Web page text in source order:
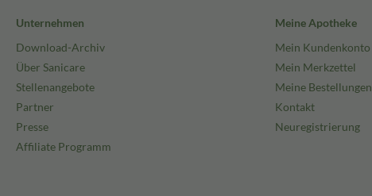
Unternehmen
Download-Archiv
Über Sanicare
Stellenangebote
Partner
Presse
Affiliate Programm
Meine Apotheke
Mein Kundenkonto
Mein Merkzettel
Meine Bestellungen
Kontakt
Neuregistrierung